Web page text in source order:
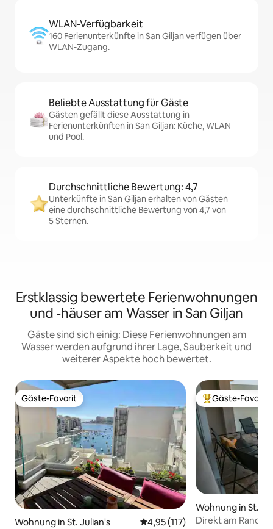
WLAN-Verfügbarkeit
160 Ferienunterkünfte in San Giljan verfügen über
WLAN-Zugang.
Beliebte Ausstattung für Gäste
Gästen gefällt diese Ausstattung in
Ferienunterkünften in San Giljan: Küche, WLAN
und Pool.
Durchschnittliche Bewertung: 4,7
Unterkünfte in San Giljan erhalten von Gästen
eine durchschnittliche Bewertung von 4,7 von
5 Sternen.
Erstklassig bewertete Ferienwohnungen
und -häuser am Wasser in San Giljan
Gäste sind sich einig: Diese Ferienwohnungen am
Wasser werden aufgrund ihrer Lage, Sauberkeit und
weiterer Aspekte hoch bewertet.
Gäste-Favorit
Gäste-Favorit
Wohnung in St. Julian's Durchschnittliche Bewertung:
4,95 (117)
Beliebter Gäste-
Gäste-Favorit
Wohnung in St.
Direkt am Rande